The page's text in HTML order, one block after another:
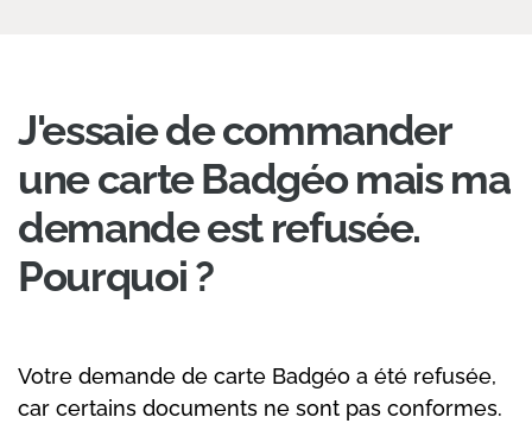
J'essaie de commander
une carte Badgéo mais ma
demande est refusée.
Pourquoi ?
Votre demande de carte Badgéo a été refusée,
car certains documents ne sont pas conformes.